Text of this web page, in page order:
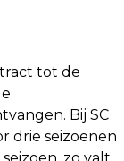
tot de
Bij SC
drie seizoenen
zo valt